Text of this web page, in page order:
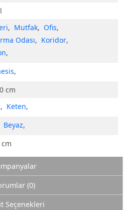
, Mutfak, Ofis,
Odası, Koridor,
,
,
cm
, Keten,
Beyaz,
cm
(0)
Seçenekleri